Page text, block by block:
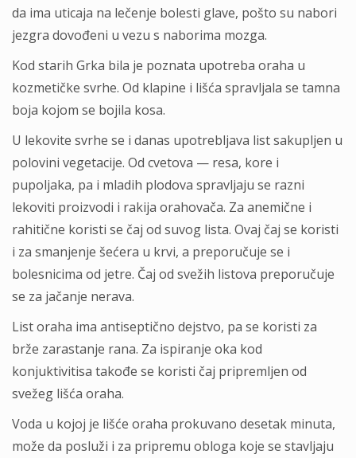
da ima uticaja na lečenje bolesti glave, pošto su nabori
jezgra dovođeni u vezu s naborima mozga.
Kod starih Grka bila je poznata upotreba oraha u
kozmetičke svrhe. Od klapine i lišća spravljala se tamna
boja kojom se bojila kosa.
U lekovite svrhe se i danas upotrebljava list sakupljen u
polovini vegetacije. Od cvetova — resa, kore i
pupoljaka, pa i mladih plodova spravljaju se razni
lekoviti proizvodi i rakija orahovača. Za anemične i
rahitične koristi se čaj od suvog lista. Ovaj čaj se koristi
i za smanjenje šećera u krvi, a preporučuje se i
bolesnicima od jetre. Čaj od svežih listova preporučuje
se za jačanje nerava.
List oraha ima antiseptično dejstvo, pa se koristi za
brže zarastanje rana. Za ispiranje oka kod
konjuktivitisa takođe se koristi čaj pripremljen od
svežeg lišća oraha.
Voda u kojoj je lišće oraha prokuvano desetak minuta,
može da posluži i za pripremu obloga koje se stavljaju